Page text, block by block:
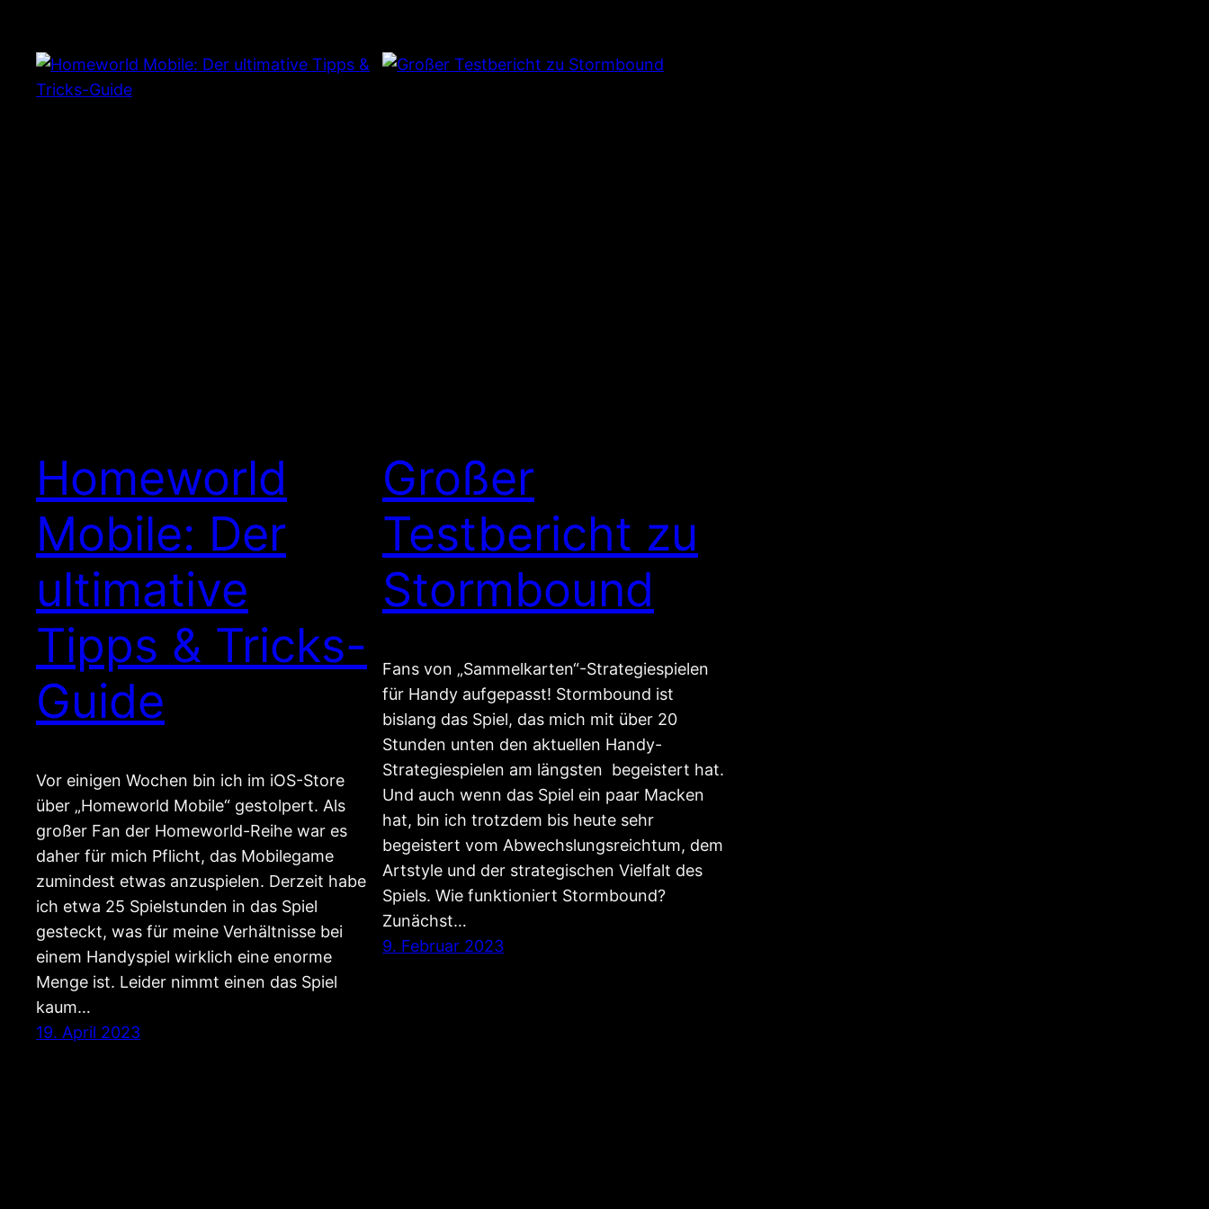
Homeworld
Mobile: Der
ultimative
Tipps & Tricks-
Guide
Vor einigen Wochen bin ich im iOS-Store
über „Homeworld Mobile“ gestolpert. Als
großer Fan der Homeworld-Reihe war es
daher für mich Pflicht, das Mobilegame
zumindest etwas anzuspielen. Derzeit habe
ich etwa 25 Spielstunden in das Spiel
gesteckt, was für meine Verhältnisse bei
einem Handyspiel wirklich eine enorme
Menge ist. Leider nimmt einen das Spiel
kaum…
19. April 2023
Großer
Testbericht zu
Stormbound
Fans von „Sammelkarten“-Strategiespielen
für Handy aufgepasst! Stormbound ist
bislang das Spiel, das mich mit über 20
Stunden unten den aktuellen Handy-
Strategiespielen am längsten begeistert hat.
Und auch wenn das Spiel ein paar Macken
hat, bin ich trotzdem bis heute sehr
begeistert vom Abwechslungsreichtum, dem
Artstyle und der strategischen Vielfalt des
Spiels. Wie funktioniert Stormbound?
Zunächst…
9. Februar 2023